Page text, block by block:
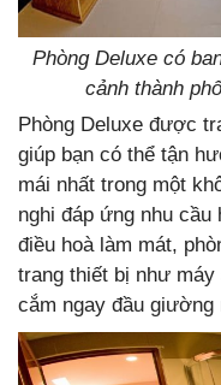
Phòng Deluxe có
cảnh thành
Phòng Deluxe được
giúp bạn có thể tận
mái nhất trong một
nghi đáp ứng nhu cầu
điều hoà làm mát,
trang thiết bị như
cắm ngay đầu giường